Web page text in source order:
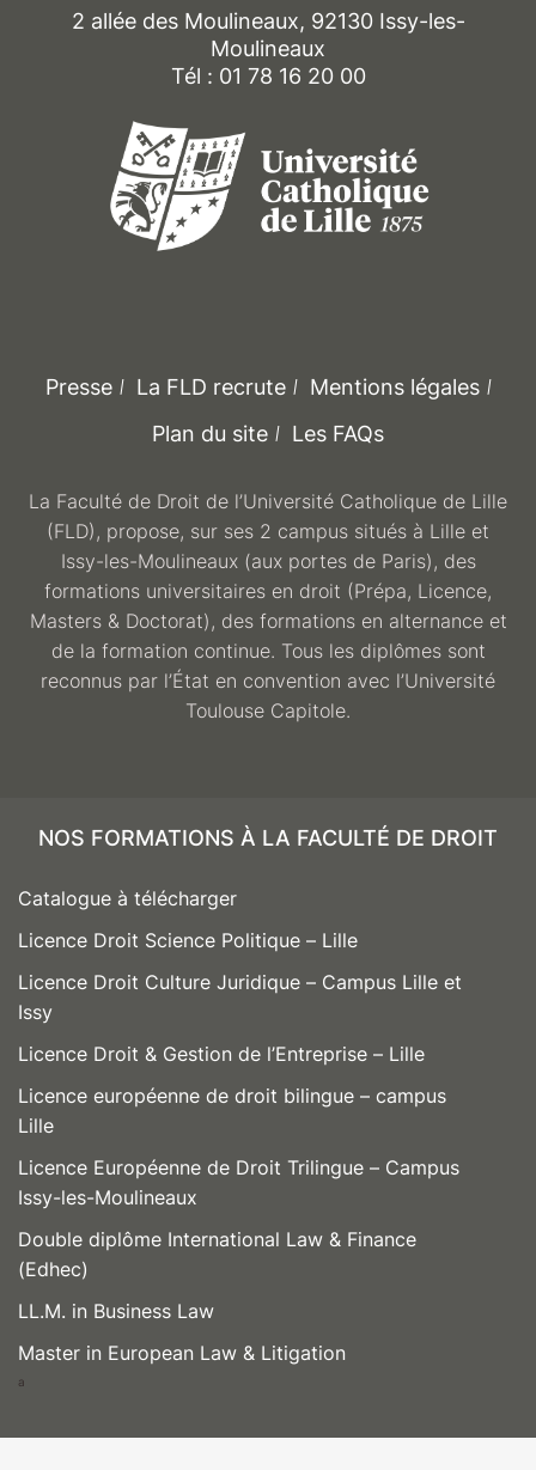
2 allée des Moulineaux, 92130 Issy-les-
Moulineaux
Tél : 01 78 16 20 00
Presse La FLD recrute
Mentions légales
Plan du site
Les FAQs
La Faculté de Droit de l’Université Catholique de Lille
(FLD), propose, sur ses 2 campus situés à Lille et
Issy-les-Moulineaux (aux portes de Paris), des
formations universitaires en droit (Prépa, Licence,
Masters & Doctorat), des formations en alternance et
de la formation continue. Tous les diplômes sont
reconnus par l’État en convention avec l’Université
Toulouse Capitole.
NOS FORMATIONS À LA FACULTÉ DE DROIT
Catalogue à télécharger
Licence Droit Science Politique – Lille
Licence Droit Culture Juridique – Campus Lille et
Issy
Licence Droit & Gestion de l’Entreprise – Lille
Licence européenne de droit bilingue – campus
Lille
Licence Européenne de Droit Trilingue – Campus
Issy-les-Moulineaux
Double diplôme International Law & Finance
(Edhec)
LL.M. in Business Law
Master in European Law & Litigation
a